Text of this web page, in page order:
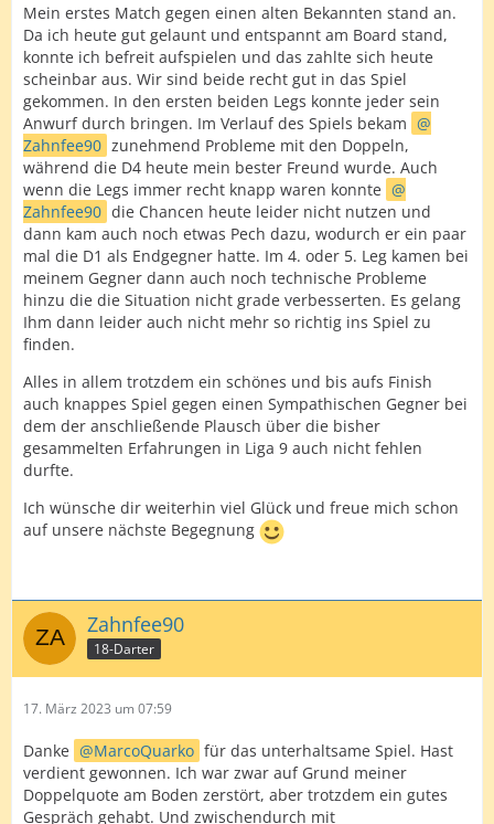
Mein erstes Match gegen einen alten Bekannten stand an.
Da ich heute gut gelaunt und entspannt am Board stand,
konnte ich befreit aufspielen und das zahlte sich heute
scheinbar aus. Wir sind beide recht gut in das Spiel
gekommen. In den ersten beiden Legs konnte jeder sein
Anwurf durch bringen. Im Verlauf des Spiels bekam
Zahnfee90 zunehmend Probleme mit den Doppeln,
während die D4 heute mein bester Freund wurde. Auch
wenn die Legs immer recht knapp waren konnte
Zahnfee90 die Chancen heute leider nicht nutzen und
dann kam auch noch etwas Pech dazu, wodurch er ein paar
mal die D1 als Endgegner hatte. Im 4. oder 5. Leg kamen bei
meinem Gegner dann auch noch technische Probleme
hinzu die die Situation nicht grade verbesserten. Es gelang
Ihm dann leider auch nicht mehr so richtig ins Spiel zu
finden.
Alles in allem trotzdem ein schönes und bis aufs Finish
auch knappes Spiel gegen einen Sympathischen Gegner bei
dem der anschließende Plausch über die bisher
gesammelten Erfahrungen in Liga 9 auch nicht fehlen
durfte.
Ich wünsche dir weiterhin viel Glück und freue mich schon
auf unsere nächste Begegnung
Zahnfee90
18-Darter
17. März 2023 um 07:59
Danke MarcoQuarko für das unterhaltsame Spiel. Hast
verdient gewonnen. Ich war zwar auf Grund meiner
Doppelquote am Boden zerstört, aber trotzdem ein gutes
Gespräch gehabt. Und zwischendurch mit